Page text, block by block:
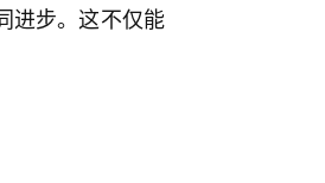
进步。这不仅能